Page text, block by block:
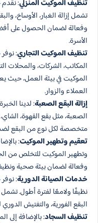
تنظيف الموكيت المنزلي:
تشمل إزالة الغبار، الأوساخ،
وفعالة لضمان الحصول على
الأسرة.
تنظيف الموكيت التجاري:
المكاتب، الشركات، والمحلات
الموكيت في بيئة العمل، حيث
العملاء والزوار.
إزالة البقع الصعبة: لدينا
الصعبة، مثل بقع القهوة،
متخصصة لكل نوع من البقع
تعقيم وتطهير الموكيت:
وتطهير الموكيت للتخلص من
وفعالة لضمان بيئة صحية
خدمات الصيانة الدورية:
نظيفًا ولامعًا لفترة أطول.
البقع الفورية، والتفتيش
تنظيف السجاد: بالإضافة